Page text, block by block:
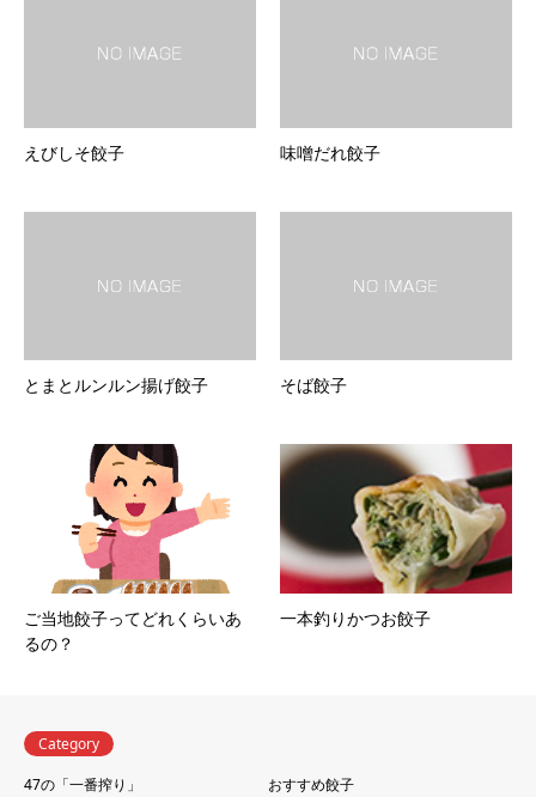
えびしそ餃子 味噌だれ餃子
とまとルンルン揚げ餃子 そば餃子
ご当地餃子ってどれくらいあ
るの？
一本釣りかつお餃子
Category
47の「一番搾り」
おすすめ餃子